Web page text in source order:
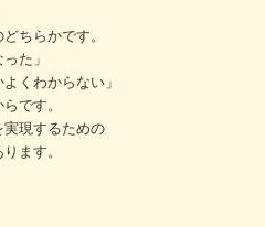
ちらかです。
た」
くわからない」
です。
現するための
ます。